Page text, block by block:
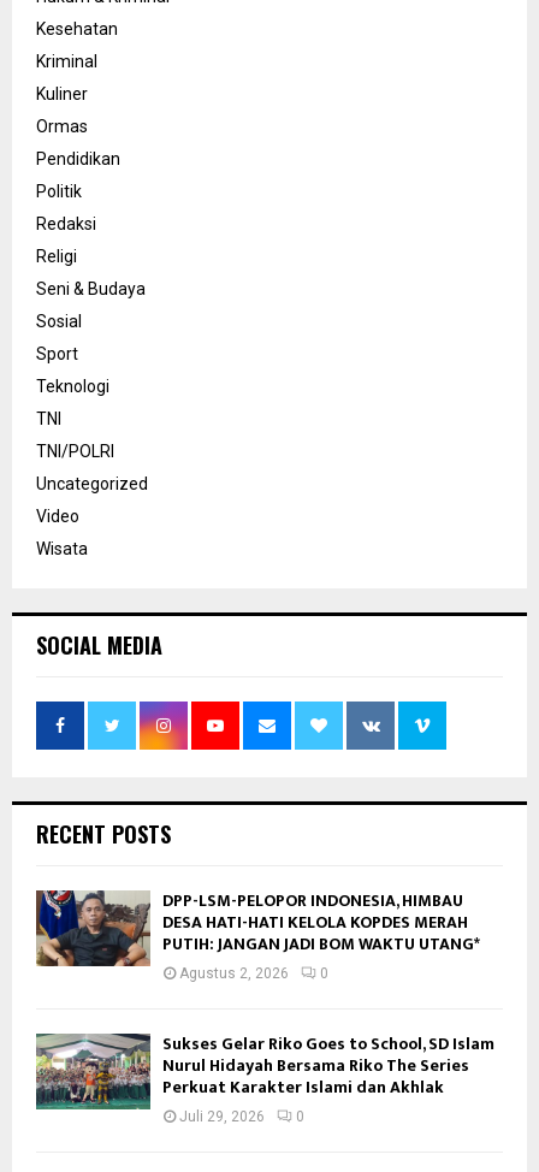
Kesehatan
Kriminal
Kuliner
Ormas
Pendidikan
Politik
Redaksi
Religi
Seni & Budaya
Sosial
Sport
Teknologi
TNI
TNI/POLRI
Uncategorized
Video
Wisata
SOCIAL MEDIA
RECENT POSTS
DPP-LSM-PELOPOR INDONESIA, HIMBAU
DESA HATI-HATI KELOLA KOPDES MERAH
PUTIH: JANGAN JADI BOM WAKTU UTANG*
Agustus 2, 2026 0
Sukses Gelar Riko Goes to School, SD Islam
Nurul Hidayah Bersama Riko The Series
Perkuat Karakter Islami dan Akhlak
Juli 29, 2026 0